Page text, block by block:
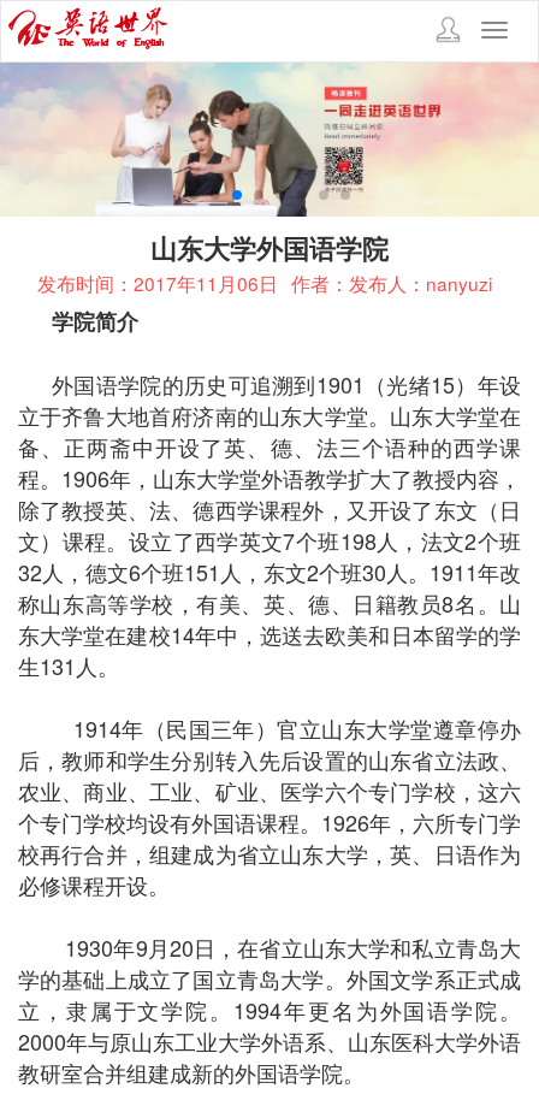
山东大学外国语学院
发布时间：2017年11月06日 作者：发布人：nanyuzi
学院简介
外国语学院的历史可追溯到1901 （光绪15）年设
立于齐鲁大地首府济南的山东大学堂。山东大学堂在
备、正两斋中开设了英、德、法三个语种的西学课
程。 1906年，山东大学堂外语教学扩大了教授内容，
除了教授英、法、德西学课程外，又开设了东文（日
文）课程。设立了西学英文7个班198人，法文2个班
32人，德文6个班151 人，东文2个班30人。 1911年改
称山东高等学校，有美、英、德、日籍教员8名。山
东大学堂在建校14年中，选送去欧美和日本留学的学
生131 人。
1914年（民国三年）官立山东大学堂遵章停办
后，教师和学生分别转入先后设置的山东省立法政、
农业、商业、工业、矿业、医学六个专门学校，这六
个专门学校均设有外国语课程。 1926年，六所专门学
校再行合并，组建成为省立山东大学，英、日语作为
必修课程开设。
1930年9月20日 ，在省立山东大学和私立青岛大
学的基础上成立了国立青岛大学。外国文学系正式成
立，隶属于文学院。1994年更名为外国语学院。
2000年与原山东工业大学外语系、山东医科大学外语
教研室合并组建成新的外国语学院。